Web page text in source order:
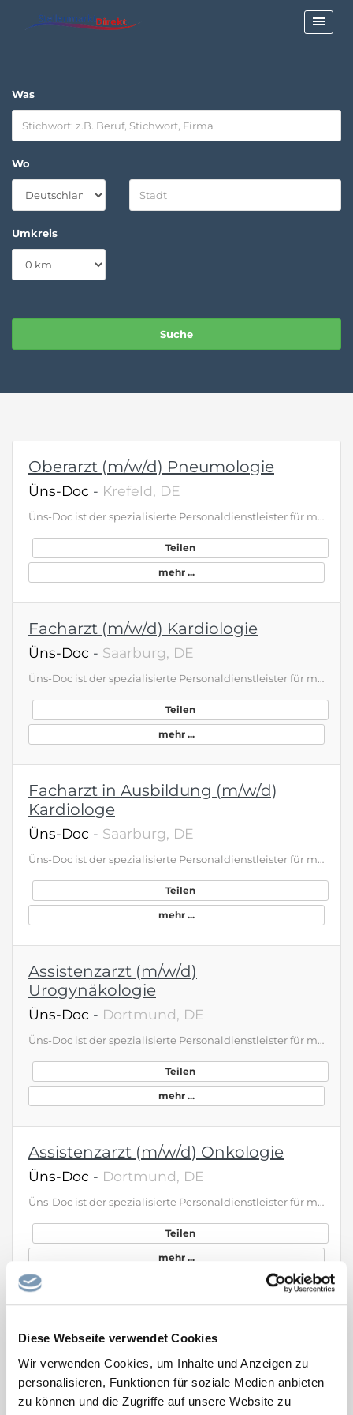
Diese Webseite verwendet Cookies
Wir verwenden Cookies, um Inhalte und Anzeigen zu
personalisieren, Funktionen für soziale Medien anbieten
zu können und die Zugriffe auf unsere Website zu
Was
Wo
Umkreis
Oberarzt (m/w/d) Pneumologie
Üns-Doc - Krefeld, DE
Üns-Doc ist der spezialisierte Personaldienstleister für medizinisches Personal zur Unterstützung national und international agierender Kliniken und Gesundheitseinrichtungen. Damit wir weiter den Anforderungen unserer Kunden gerecht werden können, suchen wir Sie
Teilen
mehr ...
Facharzt (m/w/d) Kardiologie
Üns-Doc - Saarburg, DE
Üns-Doc ist der spezialisierte Personaldienstleister für medizinisches Personal zur Unterstützung national und international agierender Kliniken und Gesundheitseinrichtungen. Damit wir weiter den Anforderungen unserer Kunden gerecht werden können, suchen wir Sie
Teilen
mehr ...
Facharzt in Ausbildung (m/w/d)
Kardiologe
Üns-Doc - Saarburg, DE
Üns-Doc ist der spezialisierte Personaldienstleister für medizinisches Personal zur Unterstützung national und international agierender Kliniken und Gesundheitseinrichtungen. Damit wir weiter den Anforderungen unserer Kunden gerecht werden können, suchen wir Sie
Teilen
mehr ...
Assistenzarzt (m/w/d)
Urogynäkologie
Üns-Doc - Dortmund, DE
Üns-Doc ist der spezialisierte Personaldienstleister für medizinisches Personal zur Unterstützung national und international agierender Kliniken und Gesundheitseinrichtungen. Damit wir weiter den Anforderungen unserer Kunden gerecht werden können, suchen wir Sie
Teilen
mehr ...
Assistenzarzt (m/w/d) Onkologie
Üns-Doc - Dortmund, DE
Üns-Doc ist der spezialisierte Personaldienstleister für medizinisches Personal zur Unterstützung national und international agierender Kliniken und Gesundheitseinrichtungen. Damit wir weiter den Anforderungen unserer Kunden gerecht werden können, suchen wir Sie
Teilen
mehr ...
und Pneumologie
Üns-Doc Offenbach am Main, DE
Üns-Doc ist der spezialisierte Personaldienstleister für medizinisches Personal zur Unterstützung national und international agierender Kliniken und Gesundheitseinrichtungen. Damit wir weiter den Anforderungen unserer Kunden gerecht werden können, suchen wir Sie